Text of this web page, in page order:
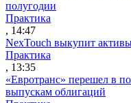
полугодии
Практика
, 14:47
NexTouch выкупит
Практика
, 13:35
«Евротранс» перешел в
выпускам облигаций